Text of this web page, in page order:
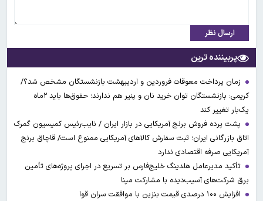
ارسال نظر
پربیننده ترین
زمان پرداخت معوقات فروردین و اردیبهشت بازنشستگان مشخص شد؟/
کریمی: بازنشستگان توان خرید نان و پنیر هم ندارند؛ حقوق‌ها باید ۲ماه
یک‌بار تغییر کند
پشت پرده فروش برنج آمریکایی در بازار ایران / نایب‌رئیس کمیسیون گمرک
اتاق بازرگانی ایران؛ ثبت سفارش کالاهای آمریکایی ممنوع است/ قاچاق برنج
آمریکایی صرفه اقتصادی ندارد
تأکید مدیرعامل هلدینگ خلیج‌فارس بر تسریع در اجرای پروژه‌های تأمین
برق شرکت‌های آسیب‌دیده با مشارکت مپنا
افزایش ۱۰۰ درصدی قیمت بنزین با موافقت سران قوا